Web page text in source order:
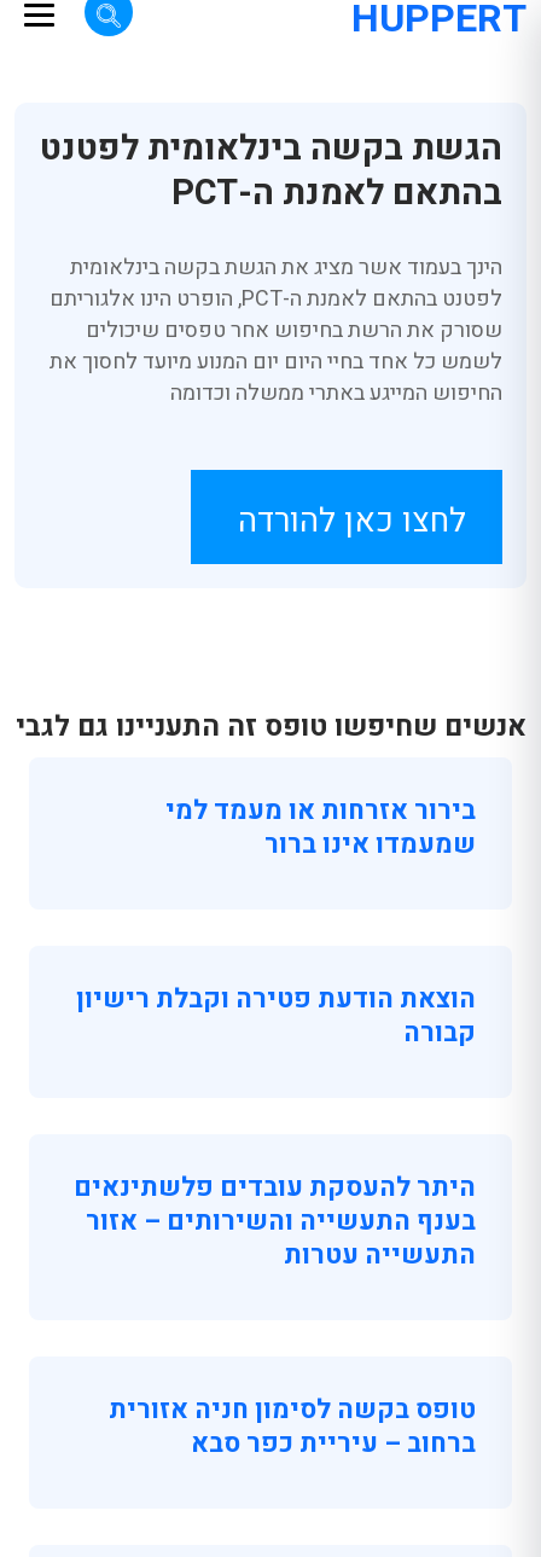
HUPPERT
הגשת בקשה בינלאומית לפטנט
בהתאם לאמנת ה-PCT
הינך בעמוד אשר מציג את הגשת בקשה בינלאומית
לפטנט בהתאם לאמנת ה-PCT, הופרט הינו אלגוריתם
שסורק את הרשת בחיפוש אחר טפסים שיכולים
לשמש כל אחד בחיי היום יום המנוע מיועד לחסוך את
החיפוש המייגע באתרי ממשלה וכדומה
לחצו כאן להורדה
אנשים שחיפשו טופס זה התעניינו גם לגבי
בירור אזרחות או מעמד למי
שמעמדו אינו ברור
הוצאת הודעת פטירה וקבלת רישיון
קבורה
היתר להעסקת עובדים פלשתינאים
בענף התעשייה והשירותים – אזור
התעשייה עטרות
טופס בקשה לסימון חניה אזורית
ברחוב – עיריית כפר סבא